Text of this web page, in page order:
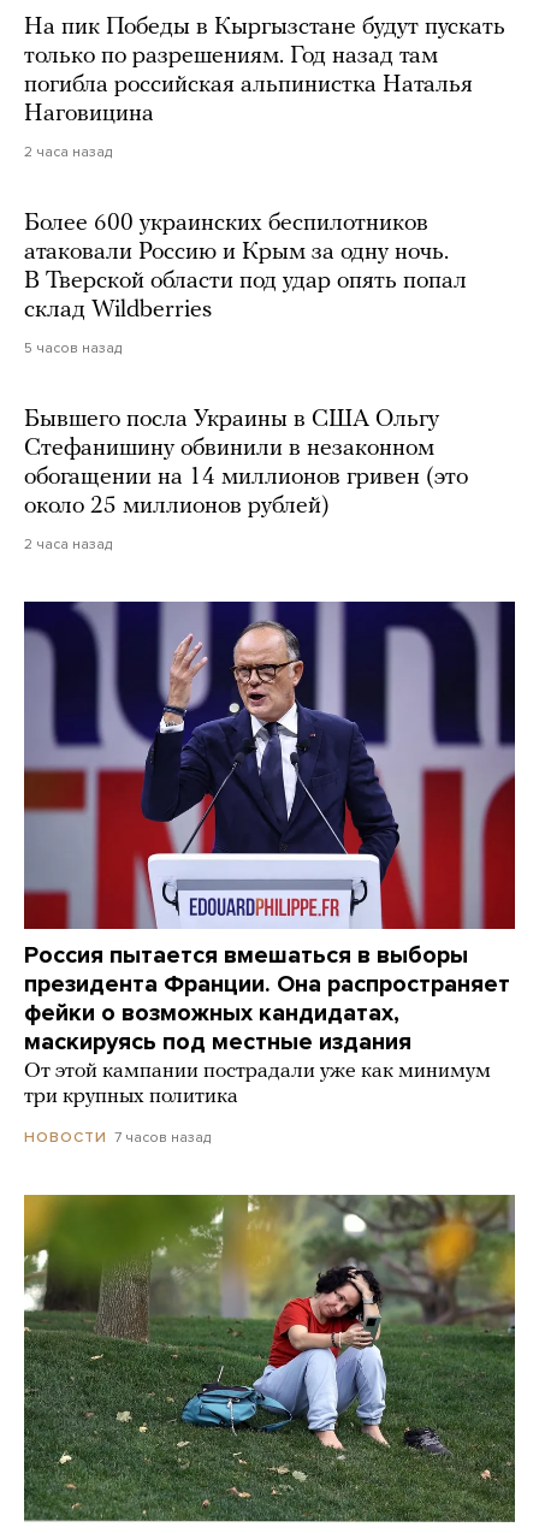
На пик Победы в Кыргызстане будут пускать
только по разрешениям. Год назад там
погибла российская альпинистка Наталья
Наговицина
2 часа назад
Более 600 украинских беспилотников
атаковали Россию и Крым за одну ночь.
В Тверской области под удар опять попал
склад Wildberries
5 часов назад
Бывшего посла Украины в США Ольгу
Стефанишину обвинили в незаконном
обогащении на 14 миллионов гривен (это
около 25 миллионов рублей)
2 часа назад
Россия пытается вмешаться в выборы
президента Франции. Она распространяет
фейки о возможных кандидатах,
маскируясь под местные издания
От этой кампании пострадали уже как минимум
три крупных политика
НОВОСТИ 7 часов назад